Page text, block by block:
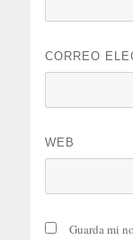
CORREO
WEB
Guarda mi